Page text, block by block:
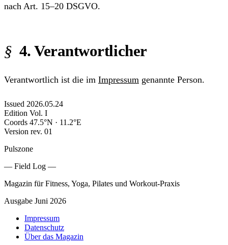
nach Art. 15–20 DSGVO.
4. Verantwortlicher
Verantwortlich ist die im Impressum genannte Person.
Issued 2026.05.24
Edition Vol. I
Coords 47.5°N · 11.2°E
Version rev. 01
Pulszone
— Field Log —
Magazin für Fitness, Yoga, Pilates und Workout-Praxis
Ausgabe Juni 2026
Impressum
Datenschutz
Über das Magazin